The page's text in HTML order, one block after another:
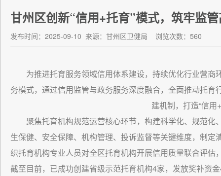
甘州区创新“信用+托育”模式，筑牢监
发布时间：2025-09-10 来源：甘州区卫健局 浏览次数：560
为推进托育服务领域信用体系建设，持续优化行业营商
务模式，通过信用监管与政务服务深度融合，全面推动托育
建机制，打造“信用
聚焦托育机构规范运营核心环节，构建科学化、规范
生保健、安全保障、机构管理、投诉监督等关键维度，制
织托育机构专业人员对全区托育机构开展信用质量联合评
截至目前，已成功创建省级示范托育机构4家，发放奖补资